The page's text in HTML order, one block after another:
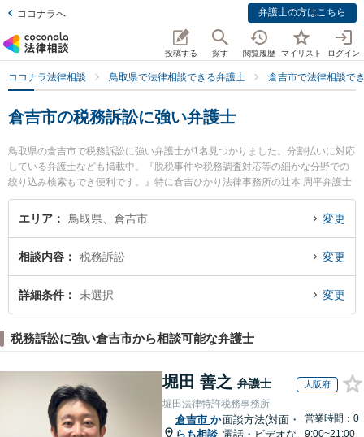
ココナラへ 弁護士の方はこちら
投稿する 探す 閲覧履歴 マイリスト ログイン
ココナラ法律相談 鳥取県で法律相談できる弁護士 倉吉市で法律相談で
倉吉市の税務訴訟に強い弁護士
鳥取県の倉吉市で税務訴訟に強い弁護士が1名見つかりました。分割払いに対応
している弁護士なども掲載中。『脱税事件や税務調査対応等の細かな分野での
絞り込み検索もでき便利です。』特に倉吉ひかり法律事務所の辻本 周平弁護士
のプロフィール情報や弁護士費用、強みなどが注目されています。『倉吉市で
土日や夜間に発生した税務訴訟のトラブルを今すぐに弁護士に相談したい』
でお困りの相談者さんにおすすめです。
エリア 鳥取県、倉吉市 変更
相談内容 税務訴訟 変更
詳細条件 未選択 変更
税務訴訟に強い倉吉市から相談可能な弁護士
堀田 善之 弁護士 大阪府
堀田法律特許税務事務所
倉吉市 か
らも相談
面談方法(対面・
電話・ビデオな
営業時間：0
9:00~21:00